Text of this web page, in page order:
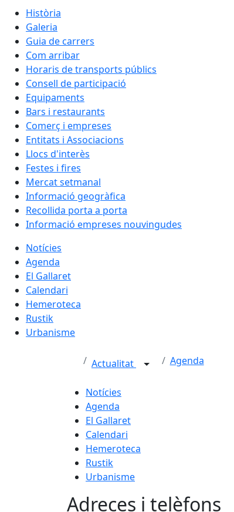
Història
Galeria
Guia de carrers
Com arribar
Horaris de transports públics
Consell de participació
Equipaments
Bars i restaurants
Comerç i empreses
Entitats i Associacions
Llocs d'interès
Festes i fires
Mercat setmanal
Informació geogràfica
Recollida porta a porta
Informació empreses nouvingudes
Notícies
Agenda
El Gallaret
Calendari
Hemeroteca
Rustik
Urbanisme
Actualitat Agenda
Notícies
Agenda
El Gallaret
Calendari
Hemeroteca
Rustik
Urbanisme
Adreces i telèfons